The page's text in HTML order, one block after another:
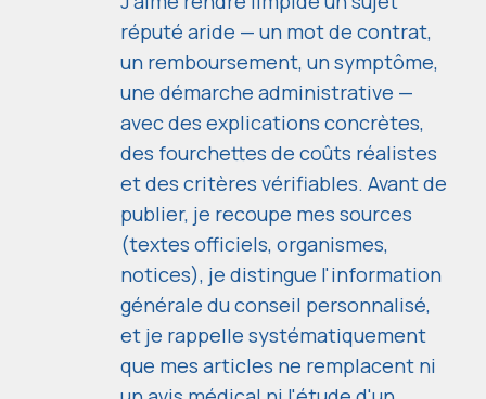
réputé aride — un mot de contrat,
un remboursement, un symptôme,
une démarche administrative —
avec des explications concrètes,
des fourchettes de coûts réalistes
et des critères vérifiables. Avant de
publier, je recoupe mes sources
(textes officiels, organismes,
notices), je distingue l'information
générale du conseil personnalisé,
et je rappelle systématiquement
que mes articles ne remplacent ni